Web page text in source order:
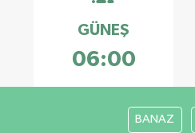
GÜNEŞ
06:00
BANAZ